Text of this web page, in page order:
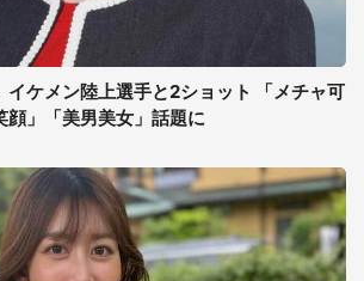
イケメン陸上選手と2ショット 「メチャ可
顔」「美男美女」話題に